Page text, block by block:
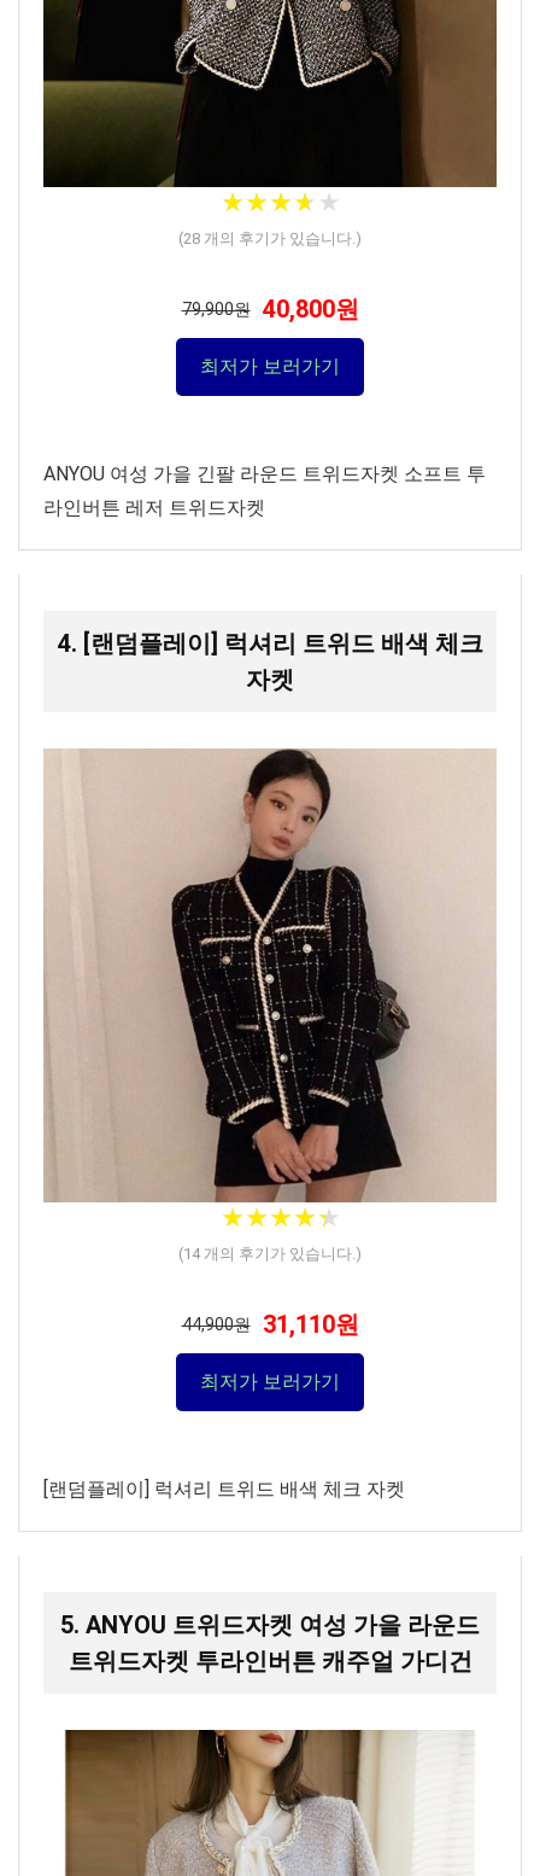
★★★★ ★
★★★★ ★
(28 개의 후기가 있습니다.)
79,900원 40,800원
최저가 보러가기
ANYOU 여성 가을 긴팔 라운드 트위드자켓 소프트 투
라인버튼 레저 트위드자켓
4. [랜덤플레이] 럭셔리 트위드 배색 체크
자켓
★★★★★
★★★★★
(14개의 후기가 있습니다.)
44,900원 31,110원
최저가 보러가기
[랜덤플레이] 럭셔리 트위드 배색 체크 자켓
5. ANYOU 트위드자켓 여성 가을 라운드
트위드자켓 투라인버튼 캐주얼 가디건